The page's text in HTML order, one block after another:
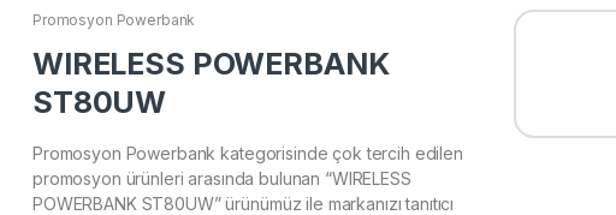
Promosyon Powerbank
WIRELESS POWERBANK
ST80UW
Promosyon Powerbank kategorisinde çok tercih edilen
promosyon ürünleri arasında bulunan “WIRELESS
POWERBANK ST80UW” ürünümüz ile markanızı tanıtıcı